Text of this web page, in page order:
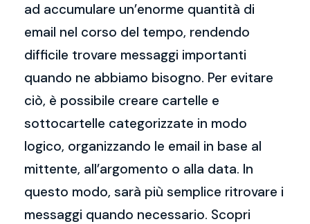
ad accumulare un’enorme quantità di
email nel corso del tempo, rendendo
difficile trovare messaggi importanti
quando ne abbiamo bisogno. Per evitare
ciò, è possibile creare cartelle e
sottocartelle categorizzate in modo
logico, organizzando le email in base al
mittente, all’argomento o alla data. In
questo modo, sarà più semplice ritrovare i
messaggi quando necessario. Scopri